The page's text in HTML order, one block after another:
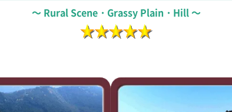
Rural Scene・Grassy Plain・Hill